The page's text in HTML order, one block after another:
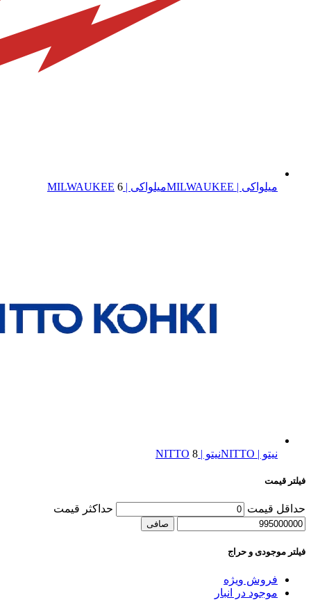
میلواکی | MILWAUKEE میلواکی | MILWAUKEE 6
نیتو | NITTO نیتو | NITTO 8
فیلتر قیمت
حداقل قیمت حداكثر قيمت
صافی
فیلتر موجودی و حراج
فروش ویژه
موجود در انبار